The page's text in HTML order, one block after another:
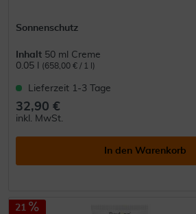
Sonnenschutz
Inhalt 50 ml Creme
0.05 l
(658,00 € / 1 l)
Lieferzeit 1-3 Tage
32,90 €
inkl. MwSt.
In den Warenkorb
21